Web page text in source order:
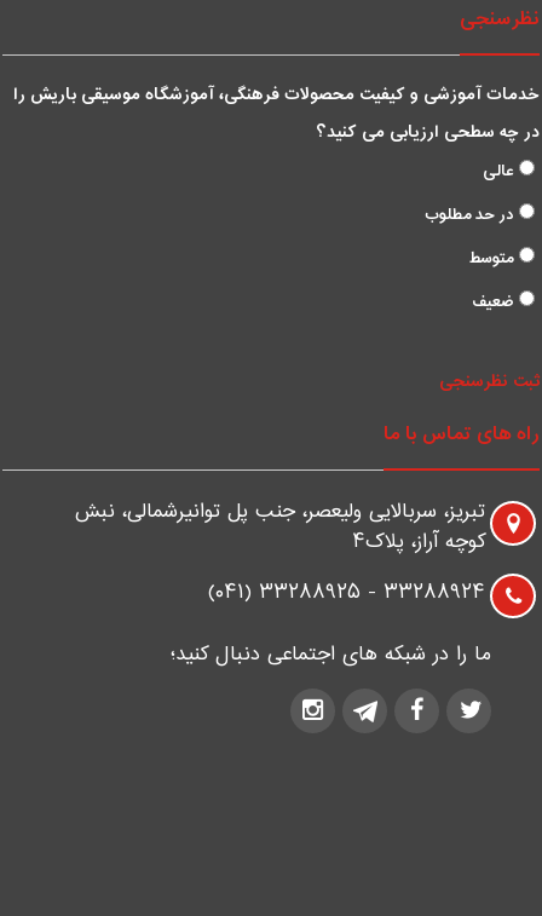
آموزشی و کیفیت محصولات فرهنگی، آموزشگاه موسیقی باریش را
چه سطحی ارزیابی می کنید؟
عالی
در حد مطلوب
متوسط
ضعیف
نظرسنجی
های تماس با ما
تبریز، سربالایی ولیعصر، جنب پل توانیرشمالی، نبش
کوچه آراز، پلاک۴
۳۳۲۸۸۹۲۴ - ۳۳۲۸۸۹۲۵ (۰۴۱)
ما را در شبکه های اجتماعی دنبال کنید؛